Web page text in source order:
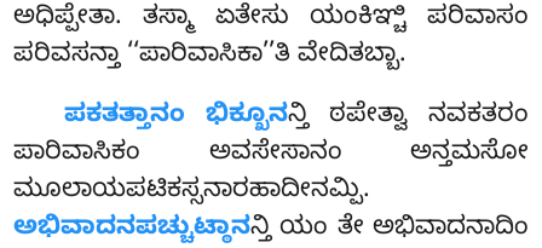
ಅಧಿಪ್ಪೇತಾ. ತಸ್ಮಾ ಏತೇಸು ಯಂಕಿಞ್ಚಿ ಪರಿವಾಸಂ
ಪರಿವಸನ್ತಾ ‘‘ಪಾರಿವಾಸಿಕಾ’’ತಿ ವೇದಿತಬ್ಬಾ.
ಪಕತತ್ತಾನಂ ಭಿಕ್ಖೂನನ್ತಿ ಠಪೇತ್ವಾ ನವಕತರಂ
ಪಾರಿವಾಸಿಕಂ ಅವಸೇಸಾನಂ ಅನ್ತಮಸೋ
ಮೂಲಾಯಪಟಿಕಸ್ಸನಾರಹಾದೀನಮ್ಪಿ.
ಅಭಿವಾದನಪಚ್ಚುಟ್ಠಾನನ್ತಿ ಯಂ ತೇ ಅಭಿವಾದನಾದಿಂ